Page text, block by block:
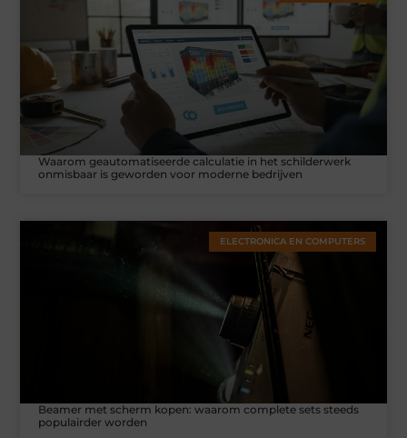
Waarom geautomatiseerde calculatie in het schilderwerk
onmisbaar is geworden voor moderne bedrijven
ELECTRONICA EN COMPUTERS
Beamer met scherm kopen: waarom complete sets steeds
populairder worden